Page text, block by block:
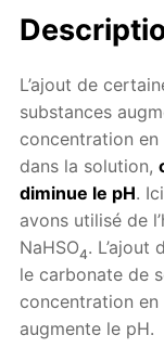
L’ajout de
substances
concentration en
dans la solution,
diminue le pH.
avons utilisé de
NaHSO4. L’ajout
le carbonate de
concentration en
augmente le pH.